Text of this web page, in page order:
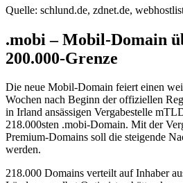
Quelle: schlund.de, zdnet.de,
.mobi – Mobil-Domain
200.000-Grenze
Die neue Mobil-Domain feiert einen
Wochen nach Beginn der offiziellen
in Irland ansässigen Vergabestelle
218.000sten .mobi-Domain. Mit der
Premium-Domains soll die steigende
werden.
218.000 Domains verteilt auf Inhaber